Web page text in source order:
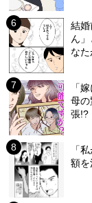
結
ん
なた
「
母
張!?
「
額